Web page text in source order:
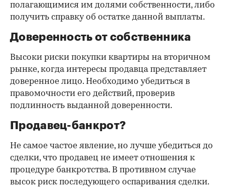
полагающимися им долями собственности, либо
получить справку об остатке данной выплаты.
Доверенность от собственника
Высоки риски покупки квартиры на вторичном
рынке, когда интересы продавца представляет
доверенное лицо. Необходимо убедиться в
правомочности его действий, проверив
подлинность выданной доверенности.
Продавец-банкрот?
Не самое частое явление, но лучше убедиться до
сделки, что продавец не имеет отношения к
процедуре банкротства. В противном случае
высок риск последующего оспаривания сделки.